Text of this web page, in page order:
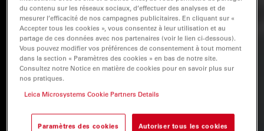
du contenu sur les réseaux sociaux, d’effectuer des analyses et de
mesurer l’efficacité de nos campagnes publicitaires. En cliquant sur «
Accepter tous les cookies », vous consentez à leur utilisation et au
partage de ces données avec nos partenaires (voir le lien ci-dessous).
Vous pouvez modifier vos préférences de consentement à tout moment
dans la section « Paramètres des cookies » en bas de notre site.
Consultez notre Notice en matière de cookies pour en savoir plus sur
nos pratiques.
Leica Microsystems Cookie Partners Details
Paramètres des cookies Autoriser tous les cookies